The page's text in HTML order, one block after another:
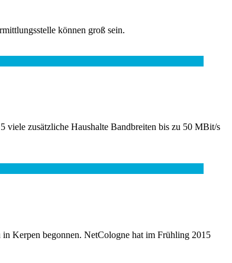
können groß sein.
viele zusätzliche Haushalte Bandbreiten bis zu 50 MBit/s
Kerpen begonnen. NetCologne hat im Frühling 2015